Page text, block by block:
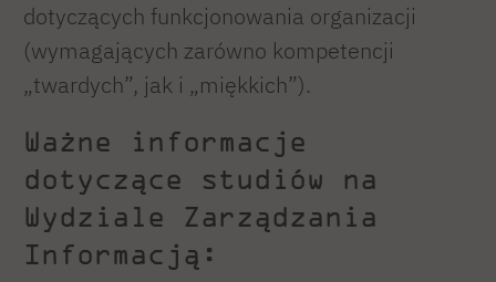
dotyczących funkcjonowania organizacji
(wymagających zarówno kompetencji
„twardych”, jak i „miękkich”).
Ważne informacje
dotyczące studiów na
Wydziale Zarządzania
Informacją: